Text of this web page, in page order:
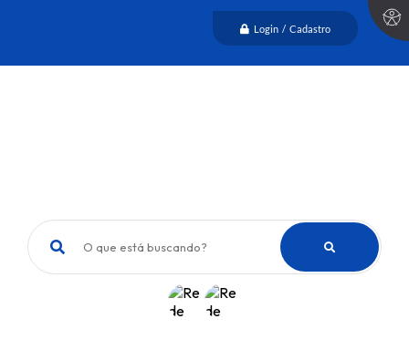
Login / Cadastro
O que está buscando?